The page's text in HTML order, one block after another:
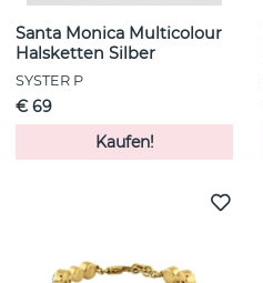
Santa Monica Multicolour
Halsketten Silber
SYSTER P
€ 69
Kaufen!